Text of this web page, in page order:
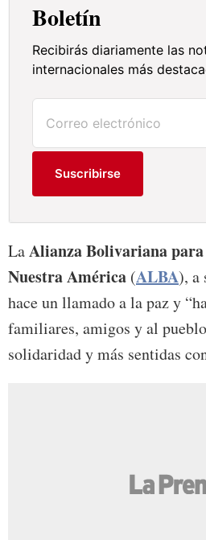
Boletín
Recibirás diariamente las
internacionales más
Suscribirse
LaAlianza Bolivariana para
Nuestra América (ALBA), a
hace un llamado a la paz y
familiares, amigos y al
solidaridad y más sentidas